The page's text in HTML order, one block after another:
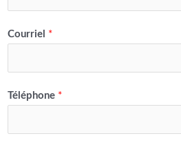
Courriel *
Téléphone *